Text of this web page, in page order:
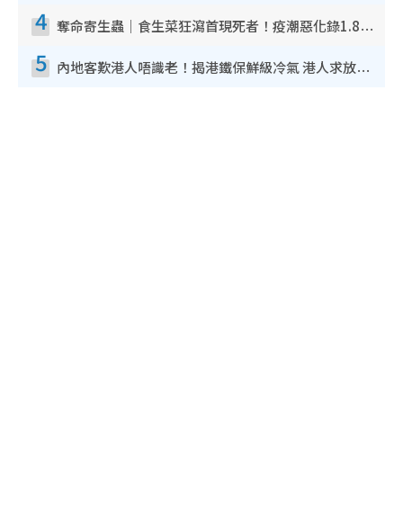
4 奪命寄生蟲｜食生菜狂瀉首現死者！疫潮惡化錄1.8萬宗病例 揭洗菜3大謬誤
5 內地客歎港人唔識老！揭港鐵保鮮級冷氣 港人求放過：咪投訴